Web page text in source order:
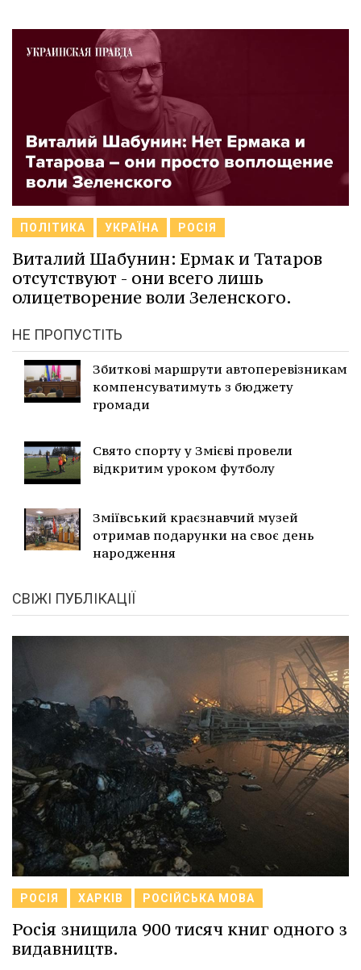
ПОЛІТИКА УКРАЇНА РОСІЯ
Виталий Шабунин: Ермак и Татаров
отсутствуют - они всего лишь
олицетворение воли Зеленского.
НЕ ПРОПУСТІТЬ
Збиткові маршрути автоперевізникам
компенсуватимуть з бюджету
громади
Свято спорту у Змієві провели
відкритим уроком футболу
Зміївський краєзнавчий музей
отримав подарунки на своє день
народження
СВІЖІ ПУБЛІКАЦІЇ
РОСІЯ ХАРКІВ РОСІЙСЬКА МОВА
Росія знищила 900 тисяч книг одного з
видавництв.